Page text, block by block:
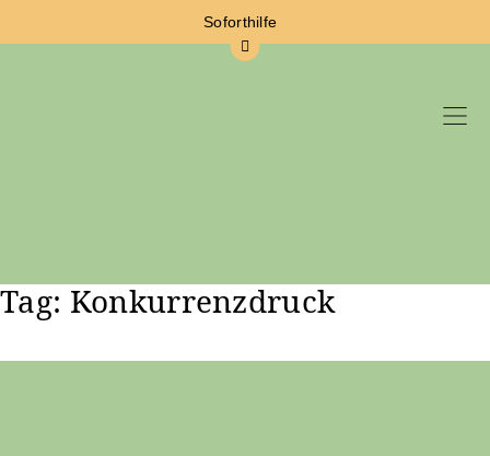
Zum Hauptinhalt springen
Soforthilfe
Tag: Konkurrenzdruck